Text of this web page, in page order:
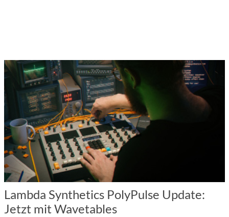
Lambda Synthetics PolyPulse Update:
Jetzt mit Wavetables